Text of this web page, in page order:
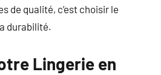
de qualité, c’est choisir le
durabilité.
Lingerie en